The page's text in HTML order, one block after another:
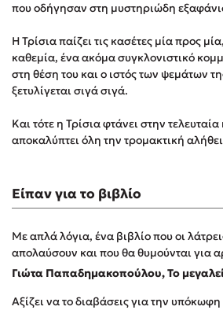
Τζένη Κουτσοδημητροπούλου
Ali Hazelwood
Cori Doerrfeld
Pierdomenico Baccalario
Δανάη Ιμπραχήμ
3 βιβλία βασισμένα σε αληθινά
Ο εθισμός των παιδιών στις οθόνες δεν
Μια λέξη που συχνά νιώθεις αλλά την
απαντά!
που οδήγησαν στη μυστηριώδη
Η Τρίσια παίζει τις κασέτες μία προς
καθε­μία, ένα ακόμα συγκλονιστικό
στη θέση του και ο ιστός των ψεμάτων
ξετυλίγεται σιγά σιγά.
Και τότε η Τρίσια φτάνει στην
αποκαλύπτει όλη την τρομακτική
Είπαν για το βιβλίο
Με απλά λόγια, ένα βιβλίο που οι
απολαύσουν και που θα θυμούνται για
Γιώτα Παπαδημακοπούλου, Το
Αξίζει να το διαβάσεις για την